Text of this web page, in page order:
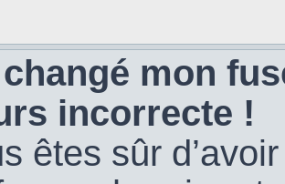
changé mon
incorrecte !
êtes sûr